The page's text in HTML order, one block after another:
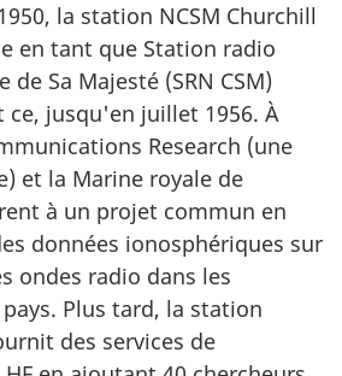
la station NCSM Churchill
en tant que Station radio
de Sa Majesté (SRN CSM)
ce, jusqu'en juillet 1956. À
Research (une
et la Marine royale de
à un projet commun en
données ionosphériques sur
ondes radio dans les
Plus tard, la station
des services de